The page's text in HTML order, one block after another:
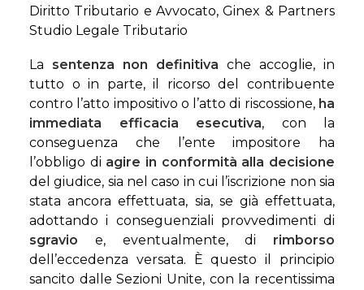
Diritto Tributario e Avvocato, Ginex & Partners
Studio Legale Tributario
La sentenza non definitiva che accoglie, in
tutto o in parte, il ricorso del contribuente
contro l’atto impositivo o l’atto di riscossione, ha
immediata efficacia esecutiva, con la
conseguenza che l’ente impositore ha
l’obbligo di agire in conformità alla decisione
del giudice, sia nel caso in cui l’iscrizione non sia
stata ancora effettuata, sia, se già effettuata,
adottando i conseguenziali provvedimenti di
sgravio e, eventualmente, di rimborso
dell’eccedenza versata. È questo il principio
sancito dalle Sezioni Unite, con la recentissima